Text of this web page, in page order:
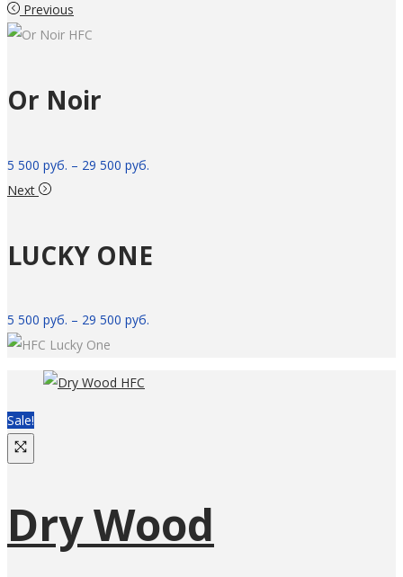
Previous
Or Noir
5 500 руб. – 29 500 руб.
Next
LUCKY ONE
5 500 руб. – 29 500 руб.
Sale!
Dry Wood